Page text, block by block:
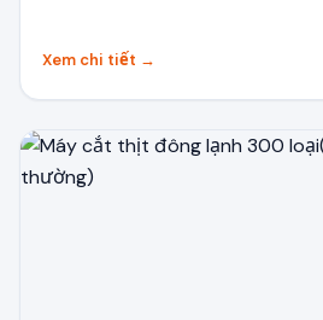
Xem chi tiết →